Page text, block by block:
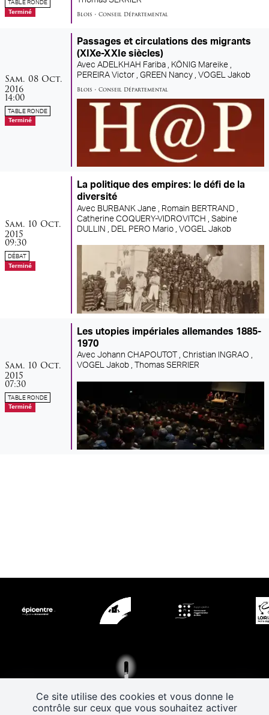
Ce site utilise des cookies et vous donne le
contrôle sur ceux que vous souhaitez activer
TABLE RONDE
Terminé
Blois • Conseil Départemental
samedi
Sam. 08 octobre
Oct.
2016
14:00
TABLE RONDE
Terminé
Passages et circulations des migrants
(XIXe-XXIe siècles)
Avec ADELKHAH Fariba , KÖNIG Mareike ,
PEREIRA Victor , GREEN Nancy , VOGEL Jakob
Blois • Conseil Départemental
samedi
Sam. 10 octobre
Oct.
2015
09:30
DÉBAT
Terminé
La politique des empires: le défi de la
diversité
Avec BURBANK Jane ,
Romain BERTRAND ,
Catherine COQUERY-VIDROVITCH , Sabine
DULLIN ,
DEL PERO Mario , VOGEL Jakob
samedi
Sam. 10 octobre
Oct.
2015
07:30
TABLE RONDE
Terminé
Les utopies impériales allemandes 1885-
1970
Avec Johann CHAPOUTOT , Christian INGRAO ,
VOGEL Jakob ,
Thomas SERRIER